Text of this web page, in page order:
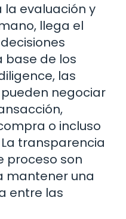
la evaluación y
llega el
base de los
las
negociar
o incluso
transparencia
proceso son
mantener una
entre las